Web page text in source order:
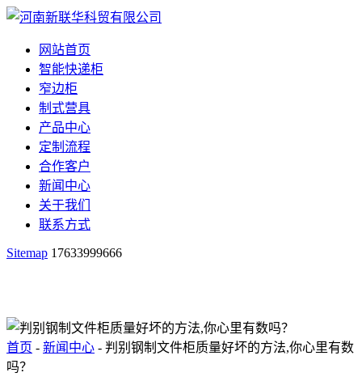
网站首页
智能快递柜
窄边柜
制式营具
产品中心
定制流程
合作客户
新闻中心
关于我们
联系方式
Sitemap 17633999666
首页 - 新闻中心 - 判别钢制文件柜质量好坏的方法,你心里有数
吗？